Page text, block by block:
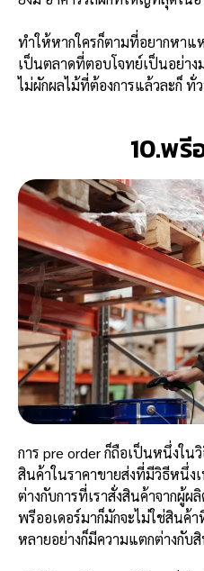
ทำให้หากใครก็ตามที่อยากหา
เป็นตลาดที่ตอบโจทย์เป็นอย่าง
ไม่ผักผลไม้ที่ต้องการแล้วละก็ ทั่
10.พรี
การ pre order ก็ถือเป็นหนึ่งใน
สินค้าในราคาขายส่งที่มีวิธีหนึ่ง
ต่างกับการที่เราสั่งสินค้าจากผู้
พรีออเดอร์มาก็มักจะไม่ใช่สินค้
หลายอย่างก็มีความแตกต่างกับ